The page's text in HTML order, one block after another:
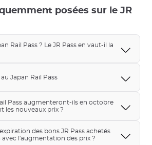
posées sur le JR
Rail Pass ? Le JR Pass en vaut-il la
Japan Rail Pass
Pass augmenteront-ils en octobre
les nouveaux prix ?
des bons JR Pass achetés
l'augmentation des prix ?